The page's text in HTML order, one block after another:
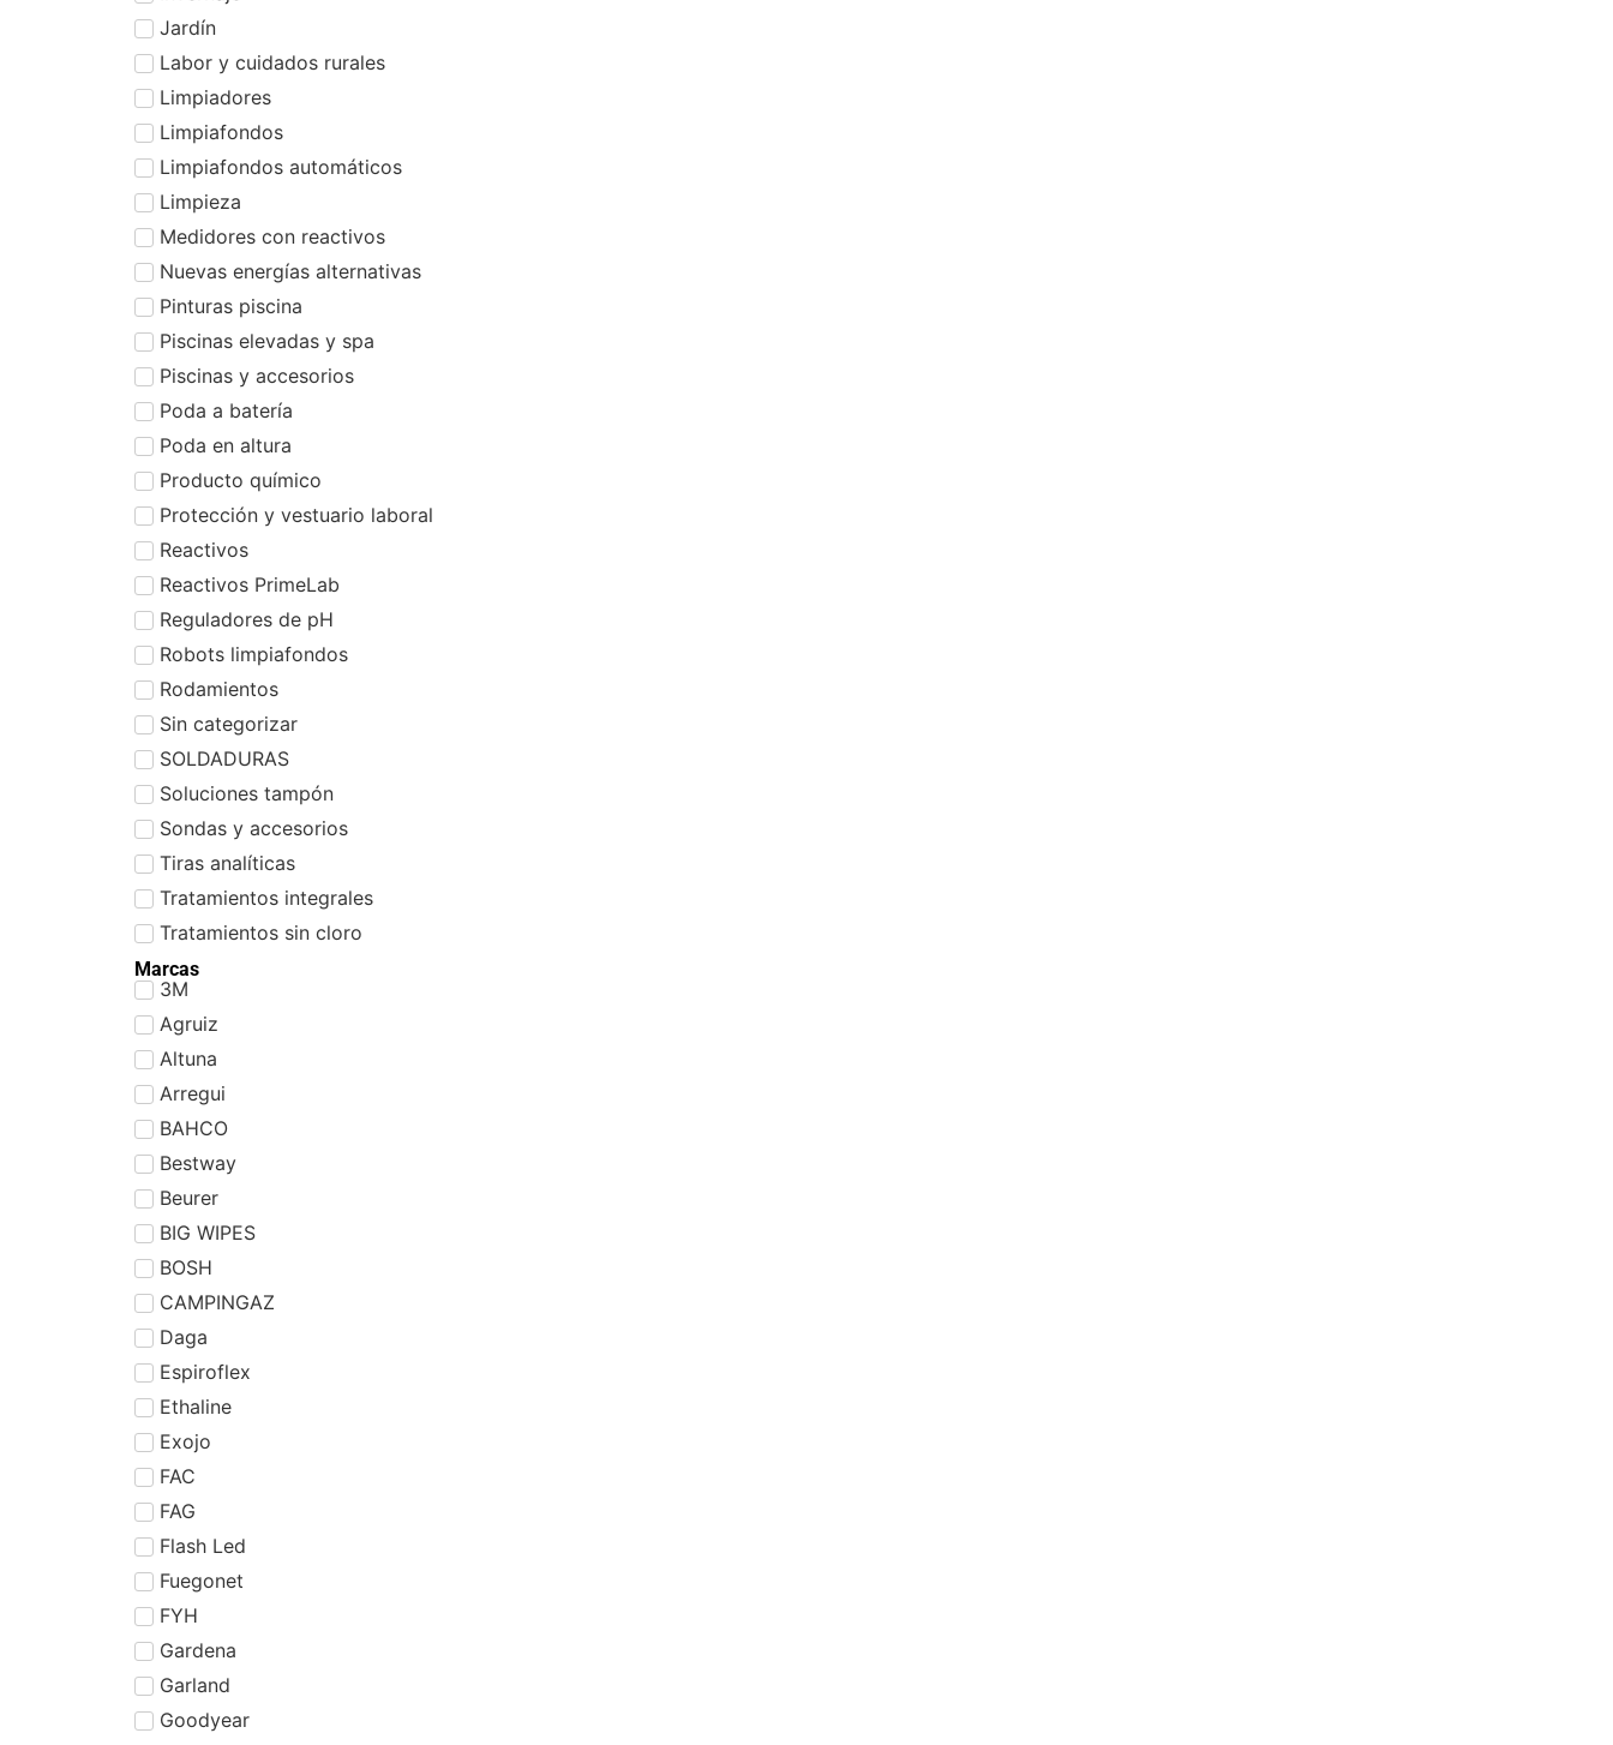
Jardín
Labor y cuidados rurales
Limpiadores
Limpiafondos
Limpiafondos automáticos
Limpieza
Medidores con reactivos
Nuevas energías alternativas
Pinturas piscina
Piscinas elevadas y spa
Piscinas y accesorios
Poda a batería
Poda en altura
Producto químico
Protección y vestuario laboral
Reactivos
Reactivos PrimeLab
Reguladores de pH
Robots limpiafondos
Rodamientos
Sin categorizar
SOLDADURAS
Soluciones tampón
Sondas y accesorios
Tiras analíticas
Tratamientos integrales
Tratamientos sin cloro
Marcas
3M
Agruiz
Altuna
Arregui
BAHCO
Bestway
Beurer
BIG WIPES
BOSH
CAMPINGAZ
Daga
Espiroflex
Ethaline
Exojo
FAC
FAG
Flash Led
Fuegonet
FYH
Gardena
Garland
Goodyear